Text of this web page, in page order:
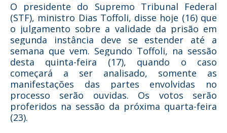
O presidente do Supremo Tribunal Federal
(STF), ministro Dias Toffoli, disse hoje (16) que
o julgamento sobre a validade da prisão em
segunda instância deve se estender até a
semana que vem. Segundo Toffoli, na sessão
desta quinta-feira (17), quando o caso
começará a ser analisado, somente as
manifestações das partes envolvidas no
processo serão ouvidas. Os votos serão
proferidos na sessão da próxima quarta-feira
(23).